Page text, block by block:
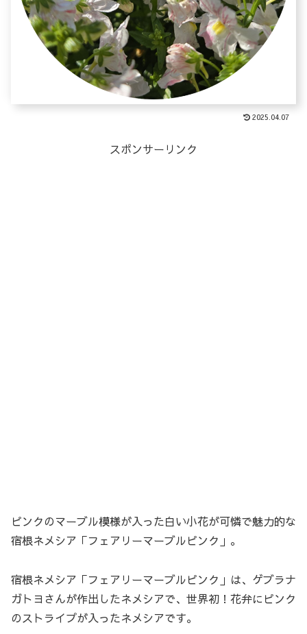
2025.04.07
スポンサーリンク
ピンクのマーブル模様が入った白い小花が可憐で魅力的な
宿根ネメシア「フェアリーマーブルピンク」。
宿根ネメシア「フェアリーマーブルピンク」は、ゲブラナ
ガトヨさんが作出したネメシアで、世界初！花弁にピンク
のストライプが入ったネメシアです。